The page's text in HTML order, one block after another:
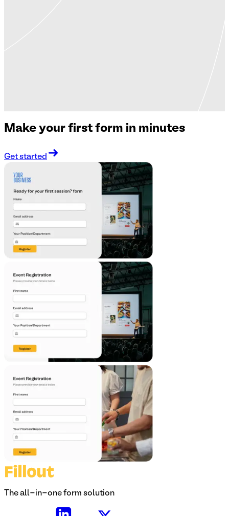
Make your first form in minutes
Get started
The all-in-one form solution